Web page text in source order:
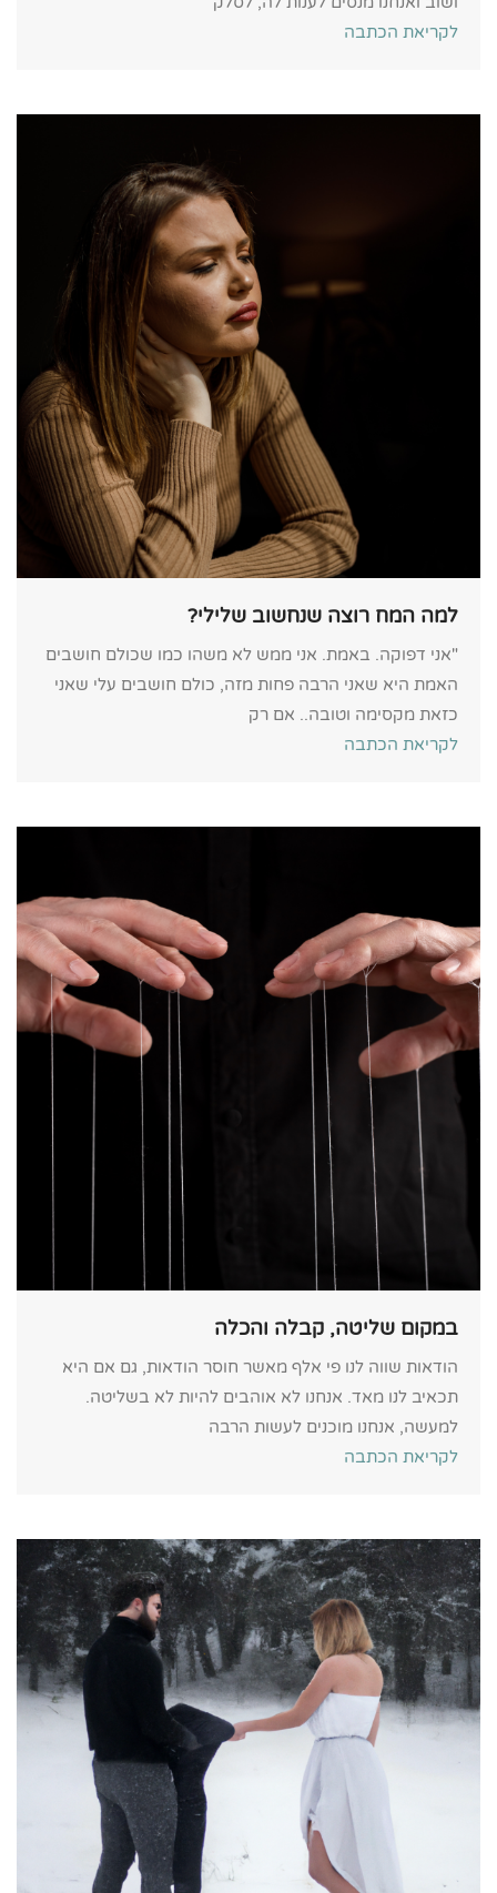
לקריאת הכתבה
למה המח רוצה שנחשוב שלילי?
"אני דפוקה. באמת. אני ממש לא משהו כמו שכולם חושבים
האמת היא שאני הרבה פחות מזה, כולם חושבים עלי שאני
כזאת מקסימה וטובה.. אם רק
לקריאת הכתבה
במקום שליטה, קבלה והכלה
הודאות שווה לנו פי אלף מאשר חוסר הודאות, גם אם היא
תכאיב לנו מאד. אנחנו לא אוהבים להיות לא בשליטה.
למעשה, אנחנו מוכנים לעשות הרבה
לקריאת הכתבה